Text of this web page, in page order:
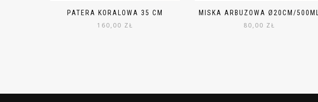
PATERA KORALOWA 35 CM
160,00 ZŁ
MISKA ARBUZOWA Ø20CM/500ML
80,00 ZŁ